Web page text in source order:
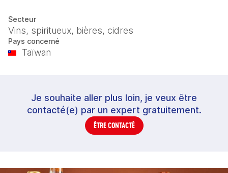
Secteur
Vins, spiritueux, bières, cidres
Pays concerné
Taïwan
Je souhaite aller plus loin, je veux être
contacté(e) par un expert gratuitement.
ÊTRE CONTACTÉ